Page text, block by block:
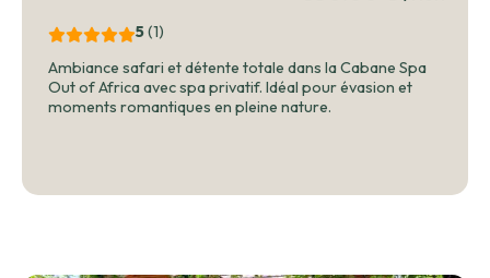
5(1)
Ambiance safari et détente totale dans la Cabane Spa
Out of Africa avec spa privatif. Idéal pour évasion et
moments romantiques en pleine nature.